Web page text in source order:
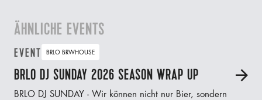
ÄHNLICHE EVENTS
EVENT BRLO BRWHOUSE
BRLO DJ SUNDAY 2026 SEASON WRAP UP A
BRLO DJ SUNDAY - Wir können nicht nur Bier, sondern